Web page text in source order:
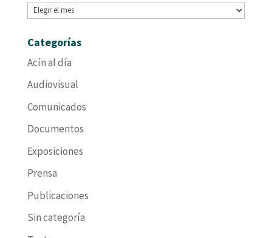
Archivos
Categorías
Acín al día
Audiovisual
Comunicados
Documentos
Exposiciones
Prensa
Publicaciones
Sin categoría